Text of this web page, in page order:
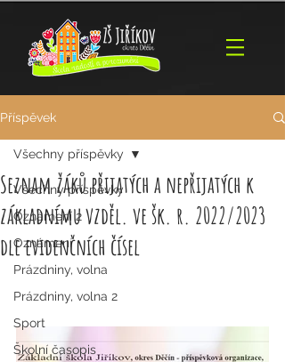
Příspěvek
Všechny příspěvky
Oznámení 2
Oznámení
Prázdniny, volna
Prázdniny, volna 2
Sport
Školní časopis
Všechny příspěvky
Seznam žáků přijatých a nepřijatých k
základnímu vzděl. ve šk. r. 2022/2023
dle evidenčních čísel